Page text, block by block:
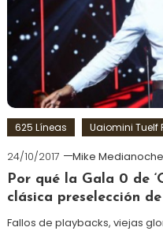
625 Líneas Uaiomini Tuelf
24/10/2017
Mike Medianoche
Por qué la Gala 0 de
clásica preselección
Fallos de playbacks, viejas